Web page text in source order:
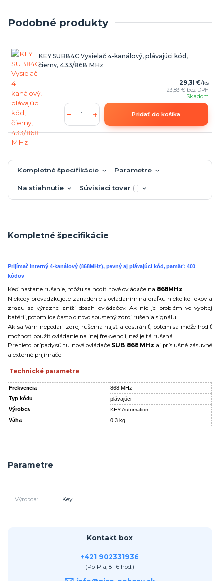
Podobné produkty
KEY SUB84C Vysielač 4-kanálový, plávajúci kód,
čierny, 433/868 MHz
29,31 €/ks
23,83 € bez DPH
Skladom
Pridať do košíka
Kompletné špecifikácie Parametre
Na stiahnutie Súvisiaci tovar 1
Kompletné špecifikácie
Prijímač interný 4-kanálový (868MHz), pevný aj plávajúci kód, pamäť: 400
kódov
Keď nastane rušenie, môžu sa hodiť nové ovládače na 868MHz.
Niekedy prevádzkujete zariadenie s ovládaním na diaľku niekoľko rokov a
zrazu sa výrazne zníži dosah ovládačov. Ak nie je problém vo vybitej
batérii, potom ide často o novo spustený zdroj rušenia signálu.
Ak sa Vám nepodarí zdroj rušenia nájsť a odstrániť, potom sa môže hodiť
možnosť použiť ovládanie na inej frekvencii, než je tá rušená.
Pre tieto prípady sú tu nové ovládačeSUB 868 MHz aj príslušné zásuvné
a externé prijímače
Technické parametre
Frekvencia
868 MHz
Typ kódu
plávajúci
Výrobca
KEY Automation
Váha
0.3 kg
Parametre
Výrobca Key
Kontakt box
+421 902331936
(Po-Pia, 8-16 hod.)